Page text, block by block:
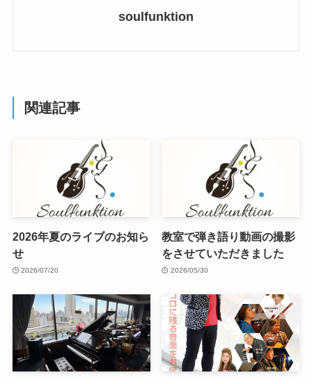
soulfunktion
関連記事
2026年夏のライブのお知ら
せ
2026/07/20
教室で弾き語り動画の撮影
をさせていただきました
2026/05/30